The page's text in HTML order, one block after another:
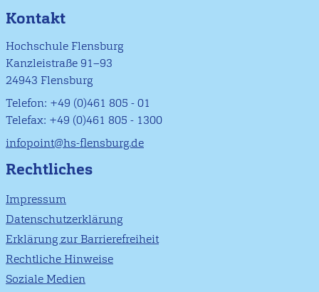
Kontakt
Hochschule Flensburg
Kanzleistraße 91–93
24943 Flensburg
Telefon: +49 (0)461 805 - 01
Telefax: +49 (0)461 805 - 1300
infopoint@hs-flensburg.de
Rechtliches
Impressum
Datenschutzerklärung
Erklärung zur Barrierefreiheit
Rechtliche Hinweise
Soziale Medien